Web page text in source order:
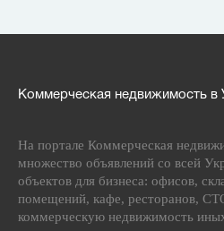
Коммерческая недвижимость в
На портале Коммерческая
множество объявлений со всей
объектов для бизнеса: офисов,
помещений, кафе, ресторанов,
коммерческую недвижимость